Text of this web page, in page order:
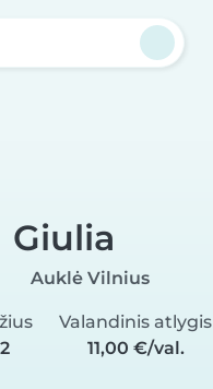
Giulia
Auklė Vilnius
Valandinis atlygis
11,00 €/val.